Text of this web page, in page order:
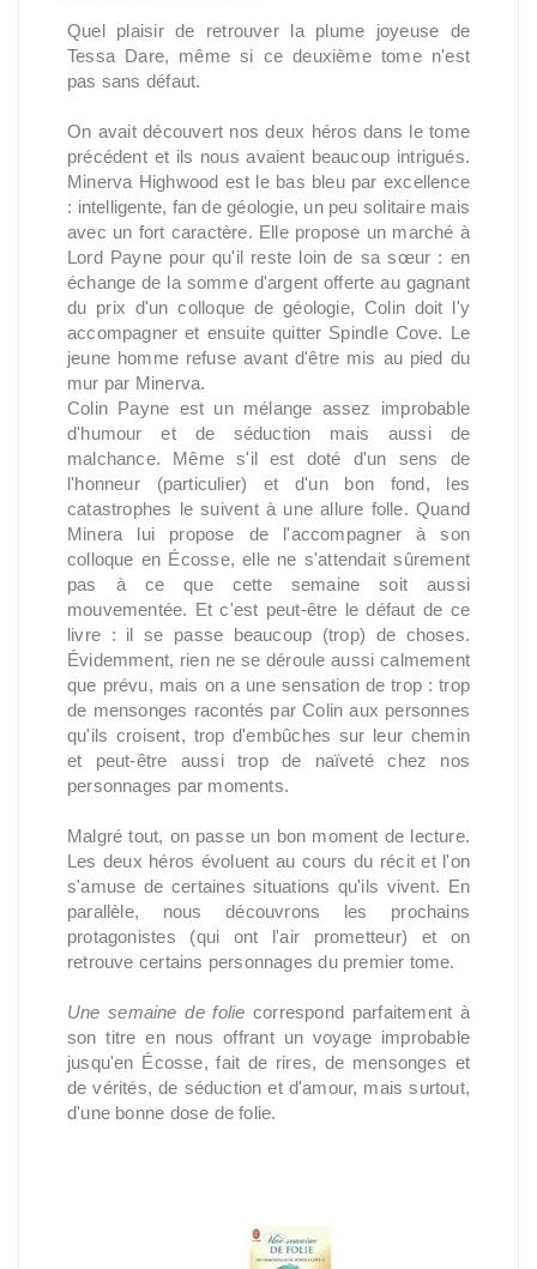
Quel plaisir de retrouver la plume joyeuse de
Tessa Dare, même si ce deuxième tome n'est
pas sans défaut.
On avait découvert nos deux héros dans le tome
précédent et ils nous avaient beaucoup intrigués.
Minerva Highwood est le bas bleu par excellence
: intelligente, fan de géologie, un peu solitaire mais
avec un fort caractère. Elle propose un marché à
Lord Payne pour qu'il reste loin de sa sœur : en
échange de la somme d'argent offerte au gagnant
du prix d'un colloque de géologie, Colin doit l'y
accompagner et ensuite quitter Spindle Cove. Le
jeune homme refuse avant d'être mis au pied du
mur par Minerva.
Colin Payne est un mélange assez improbable
d'humour et de séduction mais aussi de
malchance. Même s'il est doté d'un sens de
l'honneur (particulier) et d'un bon fond, les
catastrophes le suivent à une allure folle. Quand
Minera lui propose de l'accompagner à son
colloque en Écosse, elle ne s'attendait sûrement
pas à ce que cette semaine soit aussi
mouvementée. Et c'est peut-être le défaut de ce
livre : il se passe beaucoup (trop) de choses.
Évidemment, rien ne se déroule aussi calmement
que prévu, mais on a une sensation de trop : trop
de mensonges racontés par Colin aux personnes
qu'ils croisent, trop d'embûches sur leur chemin
et peut-être aussi trop de naïveté chez nos
personnages par moments.
Malgré tout, on passe un bon moment de lecture.
Les deux héros évoluent au cours du récit et l'on
s'amuse de certaines situations qu'ils vivent. En
parallèle, nous découvrons les prochains
protagonistes (qui ont l'air prometteur) et on
retrouve certains personnages du premier tome.
Une semaine de folie correspond parfaitement à
son titre en nous offrant un voyage improbable
jusqu'en Écosse, fait de rires, de mensonges et
de vérités, de séduction et d'amour, mais surtout,
d'une bonne dose de folie.